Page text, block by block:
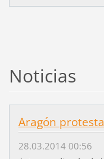
Noticias
Aragón
28.03.2014 00:56